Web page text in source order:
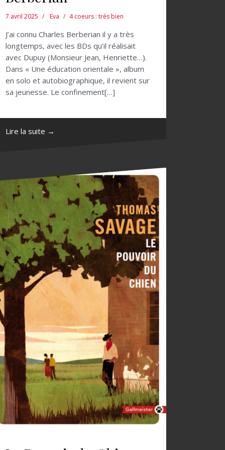
7 avril 2025 Eva 4 coeurs : très bien
J’ai connu Charles Berberian il y a très
longtemps, avec les BDs qu’il réalisait
avec Dupuy (Monsieur Jean, Henriette…).
Dans « Une éducation orientale », album
en solo et autobiographique, il revient sur
sa jeunesse. Le confinement[…]
Lire la suite →